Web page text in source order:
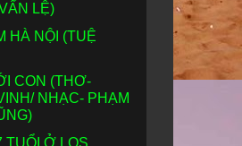
LỆ)
HÀ NỘI (TUỆ
CON (THƠ-
NHẠC- PHẠM
TUỔI Ở LOS